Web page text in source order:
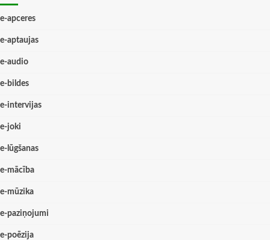
e-apceres
e-aptaujas
e-audio
e-bildes
e-intervijas
e-joki
e-lūgšanas
e-mācība
e-mūzika
e-paziņojumi
e-poēzija